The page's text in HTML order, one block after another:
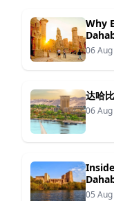
Why
06
达哈
06
05